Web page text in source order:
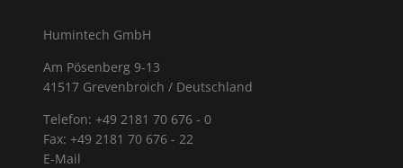
Humintech GmbH
Am Pösenberg 9-13
41517 Grevenbroich / Deutschland
Telefon: +49 2181 70 676 - 0
Fax: +49 2181 70 676 - 22
E-Mail